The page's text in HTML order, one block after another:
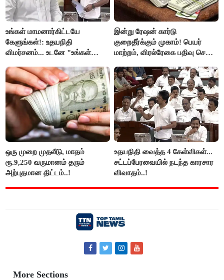
உங்கள் மாமனார்கிட்டயே
கேளுங்கள்!: உதயநிதி
விமர்சனம்... உடனே "உங்கள்
ஆதவ் அர்ஜுனா பதிலடி!
இன்று ரேஷன் கார்டு
குறைதீர்க்கும் முகாம்! பெயர்
மாற்றம், விரல்ரேகை பதிவு செய்ய
ஒரு முறை முதலீடு, மாதம்
ரூ.9,250 வருமானம் தரும்
அற்புதமான திட்டம்..!
உதயநிதி வைத்த 4 கேள்விகள்...
சட்டப்பேரவையில் நடந்த காரசார
விவாதம்..!
More Sections